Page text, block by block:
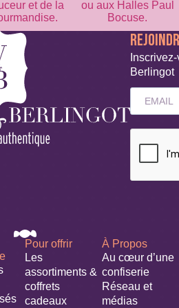
et de la
ou aux Halles Paul
Bocuse.
Berlingot
Pour offrir
Les
assortiments &
coffrets
cadeaux
À Propos
Au cœur d’une
confiserie
Réseau et
médias